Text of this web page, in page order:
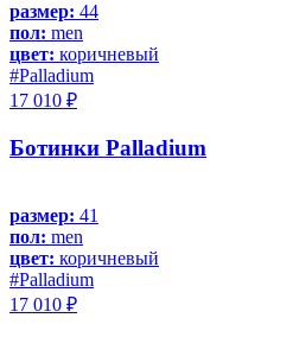
размер: 44
пол: men
цвет: коричневый
#Palladium
17 010 ₽
Ботинки Palladium
размер: 41
пол: men
цвет: коричневый
#Palladium
17 010 ₽